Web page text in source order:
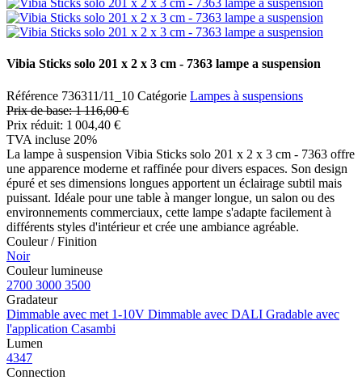
Vibia Sticks solo 201 x 2 x 3 cm - 7363 lampe a suspension
Référence 736311/11_10 Catégorie Lampes à suspensions
Prix de base:1 116,00 €
Prix réduit: 1 004,40 €
TVA incluse 20%
La lampe à suspension Vibia Sticks solo 201 x 2 x 3 cm - 7363 offre
une apparence moderne et raffinée pour divers espaces. Son design
épuré et ses dimensions longues apportent un éclairage subtil mais
puissant. Idéale pour une table à manger longue, un salon ou des
environnements commerciaux, cette lampe s'adapte facilement à
différents styles d'intérieur et crée une ambiance agréable.
Couleur / Finition
Noir
Couleur lumineuse
2700 3000 3500
Gradateur
Dimmable avec met 1-10V Dimmable avec DALI Gradable avec
l'application Casambi
Lumen
4347
Connection